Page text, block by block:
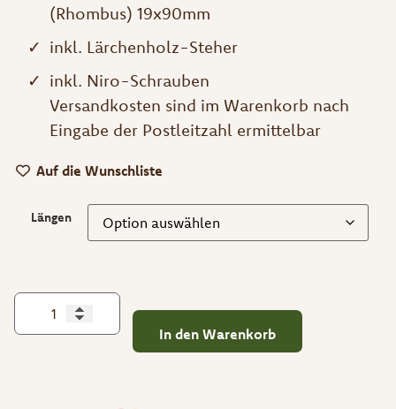
(Rhombus) 19x90mm
inkl. Lärchenholz-Steher
inkl. Niro-Schrauben
Versandkosten sind im Warenkorb nach
Eingabe der Postleitzahl ermittelbar
Auf die Wunschliste
Längen
In den Warenkorb